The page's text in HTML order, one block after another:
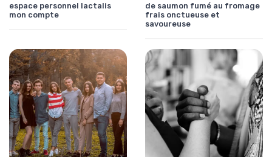
espace personnel lactalis
mon compte
de saumon fumé au fromage
frais onctueuse et
savoureuse